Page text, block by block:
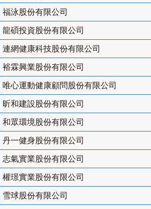
福泳股份有限公司
龍碩投資股份有限公司
連網健康科技股份有限公司
裕霖興業股份有限公司
唯心運動健康顧問股份有限公司
昕和建設股份有限公司
和眾環境股份有限公司
丹一健身股份有限公司
志氣實業股份有限公司
權璟實業股份有限公司
雪球股份有限公司